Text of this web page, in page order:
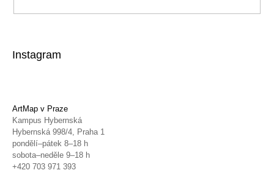
Instagram
ArtMap v Praze
Kampus Hybernská
Hybernská 998/4, Praha 1
pondělí–pátek 8–18 h
sobota–neděle 9–18 h
+420 703 971 393